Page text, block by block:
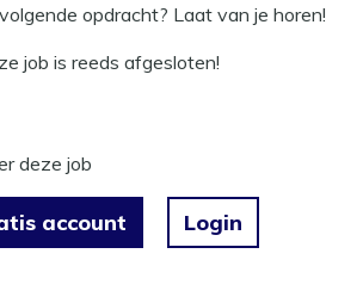
opdracht? Laat van je horen!
job is reeds afgesloten!
deze job
account Login